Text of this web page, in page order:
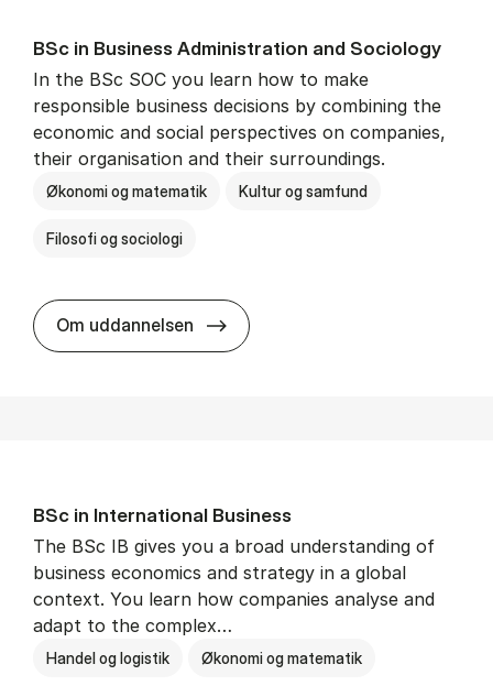
BSc in Busi­ness Ad­min­is­tra­tion and So­ci­ology
In the BSc SOC you learn how to make
responsible business decisions by combining the
economic and social perspectives on companies,
their organisation and their surroundings.
Økonomi og matematik Kultur og samfund
Filosofi og sociologi
Om uddannelsen BSc in Busi­ness Ad­min­is­tra­tion
BSc in In­ter­na­tion­al Busi­ness
The BSc IB gives you a broad understanding of
business economics and strategy in a global
context. You learn how companies analyse and
adapt to the complex…
Handel og logistik Økonomi og matematik